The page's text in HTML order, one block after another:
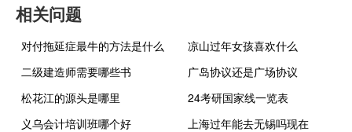
相关问题
对付拖延症最牛的方法是什么
凉山过年女孩喜欢什么
二级建造师需要哪些书
广岛协议还是广场协议
松花江的源头是哪里
24考研国家线一览表
义乌会计培训班哪个好
上海过年能去无锡吗现在